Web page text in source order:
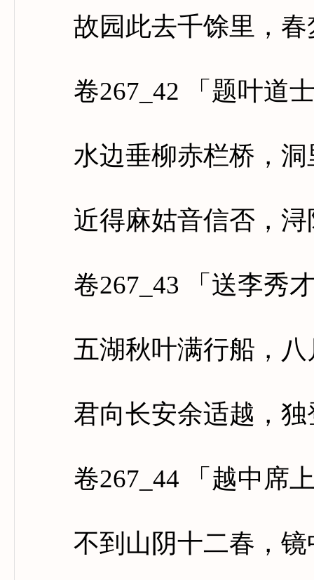
故园此去千馀里，春
卷267_42 「题叶道士
水边垂柳赤栏桥，洞
近得麻姑音信否，浔
卷267_43 「送李秀才
五湖秋叶满行船，八
君向长安余适越，独
卷267_44 「越中席上
不到山阴十二春，镜